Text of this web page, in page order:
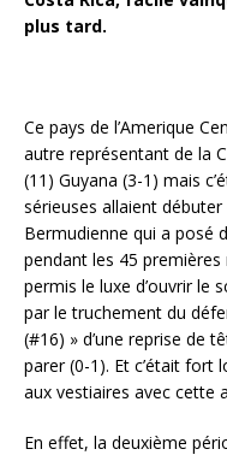
plus tard.
Ce pays de l’Amerique
autre représentant de la
(11) Guyana (3-1) mais
sérieuses allaient débuter
Bermudienne qui a posé
pendant les 45
permis le luxe d’ouvrir le
par le truchement du
(#16) » d’une reprise de
parer (0-1). Et c’était fort
aux vestiaires avec cette
En effet, la deuxième